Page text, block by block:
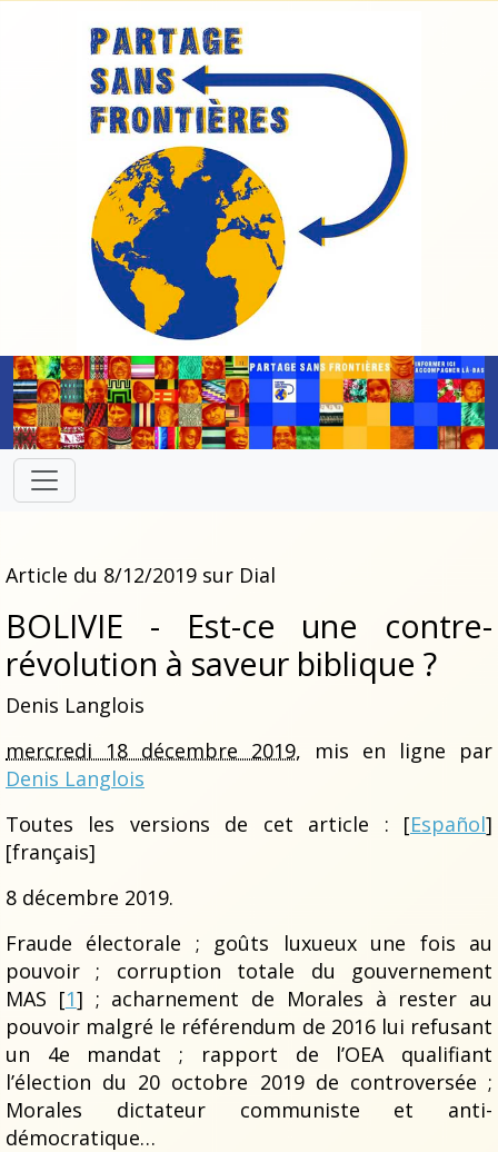
Article du 8/12/2019 sur Dial
BOLIVIE - Est-ce une contre-
révolution à saveur biblique ?
Denis Langlois
mercredi 18 décembre 2019, mis en ligne par
Denis Langlois
Toutes les versions de cet article : [Español]
[français]
8 décembre 2019.
Fraude électorale ; goûts luxueux une fois au
pouvoir ; corruption totale du gouvernement
MAS [1] ; acharnement de Morales à rester au
pouvoir malgré le référendum de 2016 lui refusant
un 4e mandat ; rapport de l’OEA qualifiant
l’élection du 20 octobre 2019 de controversée ;
Morales dictateur communiste et anti-
démocratique…